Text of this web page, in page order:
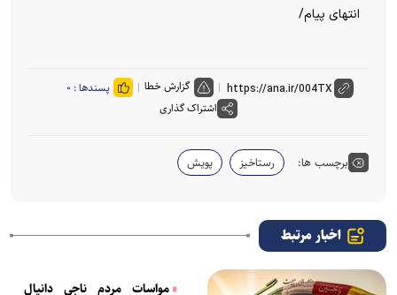
انتهای پیام/
گزارش خطا پسندها : ۰
اشتراک گذاری
برچسب ها: رستاخیز پویش
اخبار مرتبط
مواسات مردم ناجی دانیال